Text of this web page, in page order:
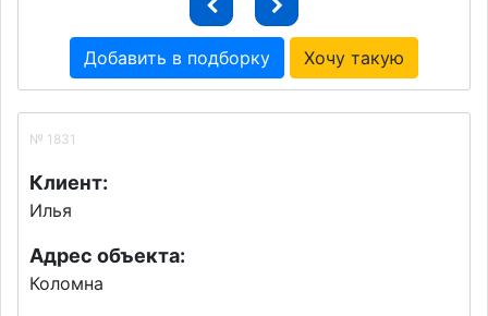
Добавить в подборку Хочу такую
№ 1831
Клиент:
Илья
Адрес объекта:
Коломна